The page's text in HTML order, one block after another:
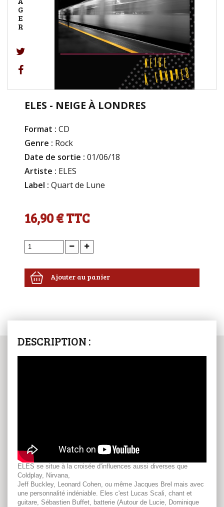
G
E
R
ELES - NEIGE À LONDRES
Format : CD
Genre : Rock
Date de sortie : 01/06/18
Artiste : ELES
Label : Quart de Lune
16,90 €TTC
Ajouter au panier
DESCRIPTION :
ELES se situe à la croisée d'influences aussi diverses que
Coldplay, Nirvana,
Jeff Buckley, Leonard Cohen, ou même Jacques Brel mais avec
une personnalité indéniable. Eles c'est Lucas Scali, chant et
guitare, Sébastien Buffet, batterie (Autour de Lucie, Dominique